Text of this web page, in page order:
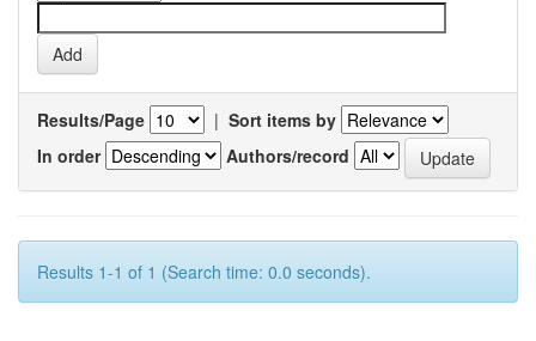
Results/Page | Sort items by
In order
Authors/record
Results 1-1 of 1 (Search time: 0.0 seconds).